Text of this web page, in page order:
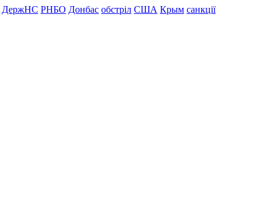
ДержНС РНБО Донбас обстріл США Крым санкції